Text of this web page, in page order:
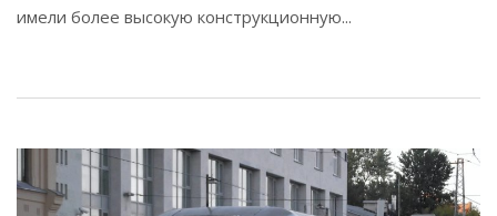
имели более высокую конструкционную...